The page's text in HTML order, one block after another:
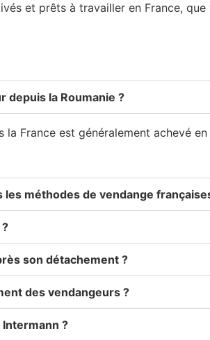
et prêts à travailler en France,
depuis la Roumanie ?
la France est généralement achevé
méthodes de vendange
son détachement ?
des vendangeurs ?
?